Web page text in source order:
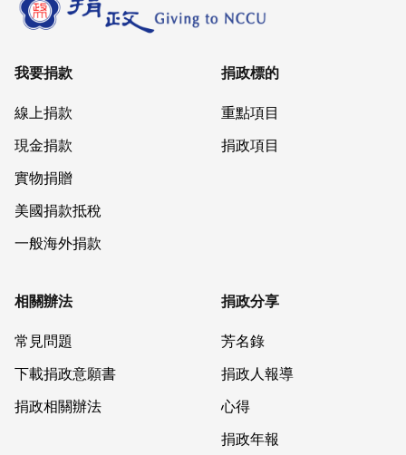
我要捐款
線上捐款
現金捐款
實物捐贈
美國捐款抵稅
一般海外捐款
捐政標的
重點項目
捐政項目
相關辦法
常見問題
下載捐政意願書
捐政相關辦法
捐政分享
芳名錄
捐政人報導
心得
捐政年報